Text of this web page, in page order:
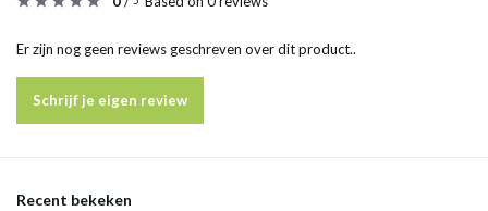
Er zijn nog geen reviews geschreven over dit product..
Schrijf je eigen review
Recent bekeken